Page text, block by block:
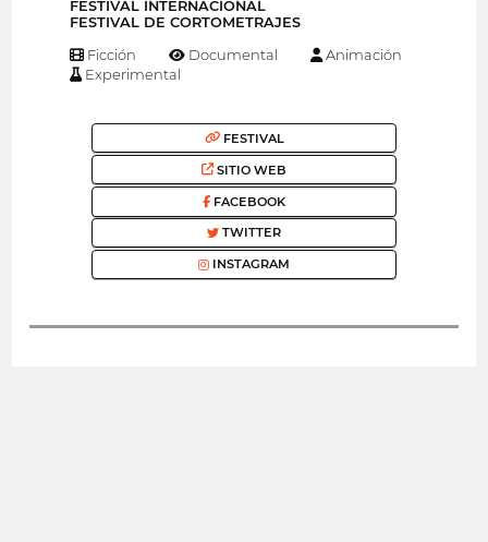
FESTIVAL INTERNACIONAL
FESTIVAL DE CORTOMETRAJES
Ficción Documental
Animación
Experimental
FESTIVAL
SITIO WEB
FACEBOOK
TWITTER
INSTAGRAM